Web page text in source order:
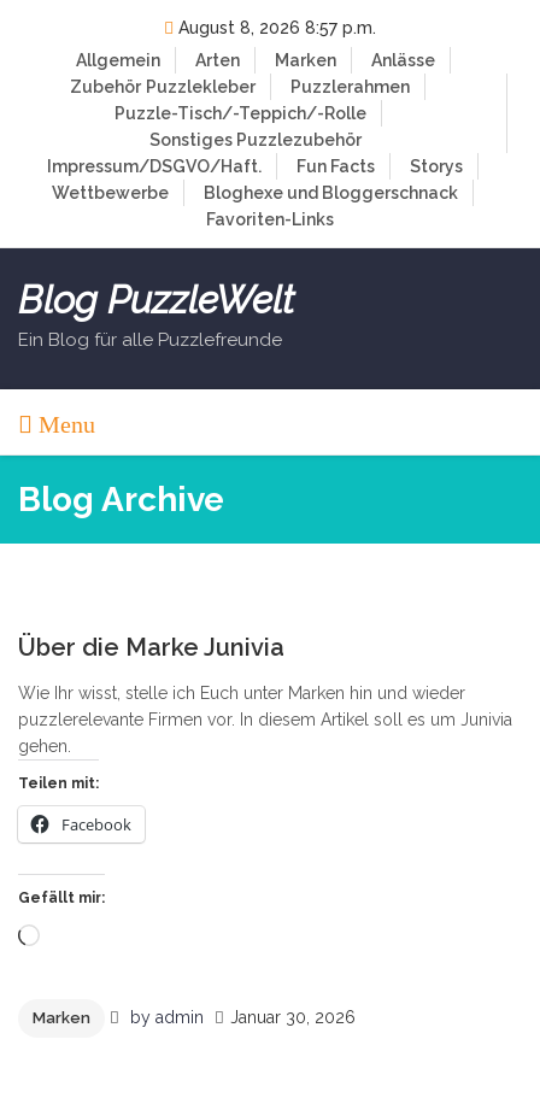
August 8, 2026 8:57 p.m.
Allgemein
Arten Marken
Anlässe
Zubehör Puzzlekleber
Puzzlerahmen
Puzzle-Tisch/-Teppich/-Rolle
Sonstiges Puzzlezubehör
Impressum/DSGVO/Haft.
Fun Facts
Storys
Wettbewerbe
Bloghexe und Bloggerschnack
Favoriten-Links
Blog PuzzleWelt
Ein Blog für alle Puzzlefreunde
Menu
Blog Archive
Über die Marke Junivia
Wie Ihr wisst, stelle ich Euch unter Marken hin und wieder
puzzlerelevante Firmen vor. In diesem Artikel soll es um Junivia
gehen.
Teilen mit:
Facebook
Gefällt mir:
Wird
Marken by admin Januar 30, 2026